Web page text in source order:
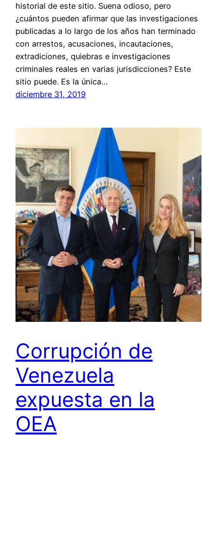
historial de este sitio. Suena odioso, pero
¿cuántos pueden afirmar que las investigaciones
publicadas a lo largo de los años han terminado
con arrestos, acusaciones, incautaciones,
extradiciones, quiebras e investigaciones
criminales reales en varias jurisdicciones? Este
sitio puede. Es la única…
diciembre 31, 2019
Corrupción de
Venezuela
expuesta en la
OEA